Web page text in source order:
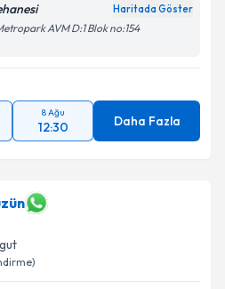
Haritada Göster
AVM D:1 Blok no:154
8 Ağu
12:30 Daha Fazla